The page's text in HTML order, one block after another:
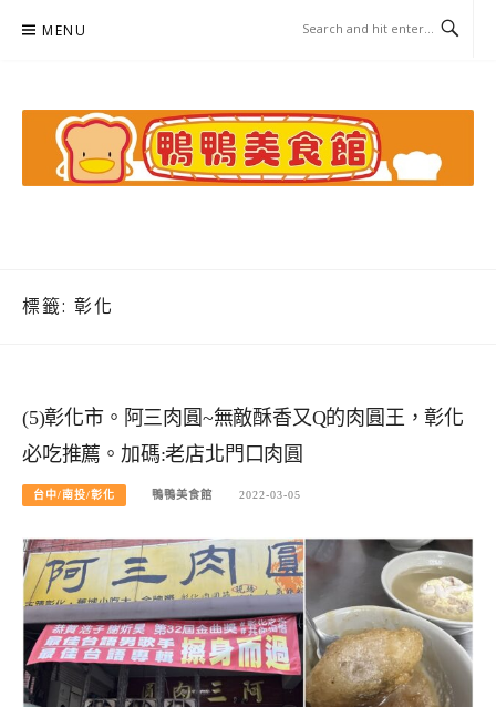
MENU
標籤: 彰化
(5)彰化市。阿三肉圓~無敵酥香又Q的肉圓王，彰化
必吃推薦。加碼:老店北門口肉圓
台中/南投/彰化 鴨鴨美食館 2022-03-05